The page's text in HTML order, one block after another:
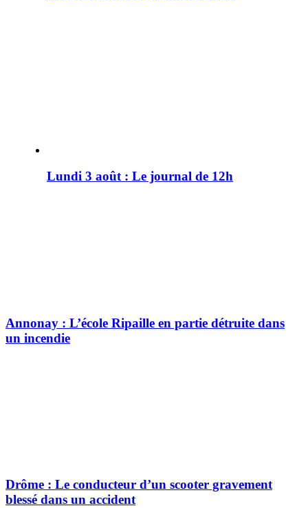
Lundi 3 août : Le journal de 12h
Annonay : L’école Ripaille en partie détruite dans
un incendie
Drôme : Le conducteur d’un scooter gravement
blessé dans un accident